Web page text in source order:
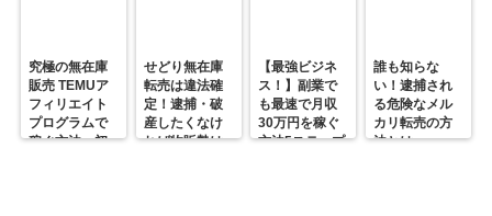
究極の無在庫
販売 TEMUア
フィリエイト
プログラムで
稼ぐ方法 初
せどり無在庫
転売は違法確
定！逮捕・破
産したくなけ
れば物販勢は
【最強ビジネ
ス！】副業で
も最速で月収
30万円を稼ぐ
方法5ステップ
誰も知らな
い！逮捕され
る危険なメル
カリ転売の方
法とは